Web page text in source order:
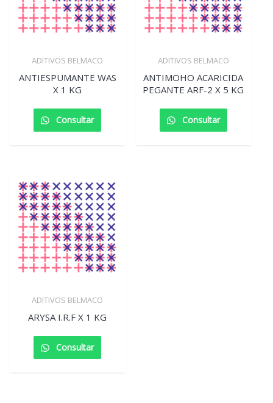
ADITIVOS BELMACO
ANTIESPUMANTE WAS
X 1 KG
Consultar
ADITIVOS BELMACO
ANTIMOHO ACARICIDA
PEGANTE ARF-2 X 5 KG
Consultar
ADITIVOS BELMACO
ARYSA I.R.F X 1 KG
Consultar